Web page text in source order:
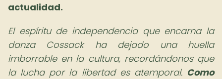
actualidad.
El espíritu de independencia que encarna la
danza Cossack ha dejado una huella
imborrable en la cultura, recordándonos que
la lucha por la libertad es atemporal. Como